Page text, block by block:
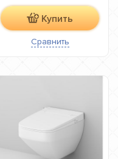
Купить
Сравнить